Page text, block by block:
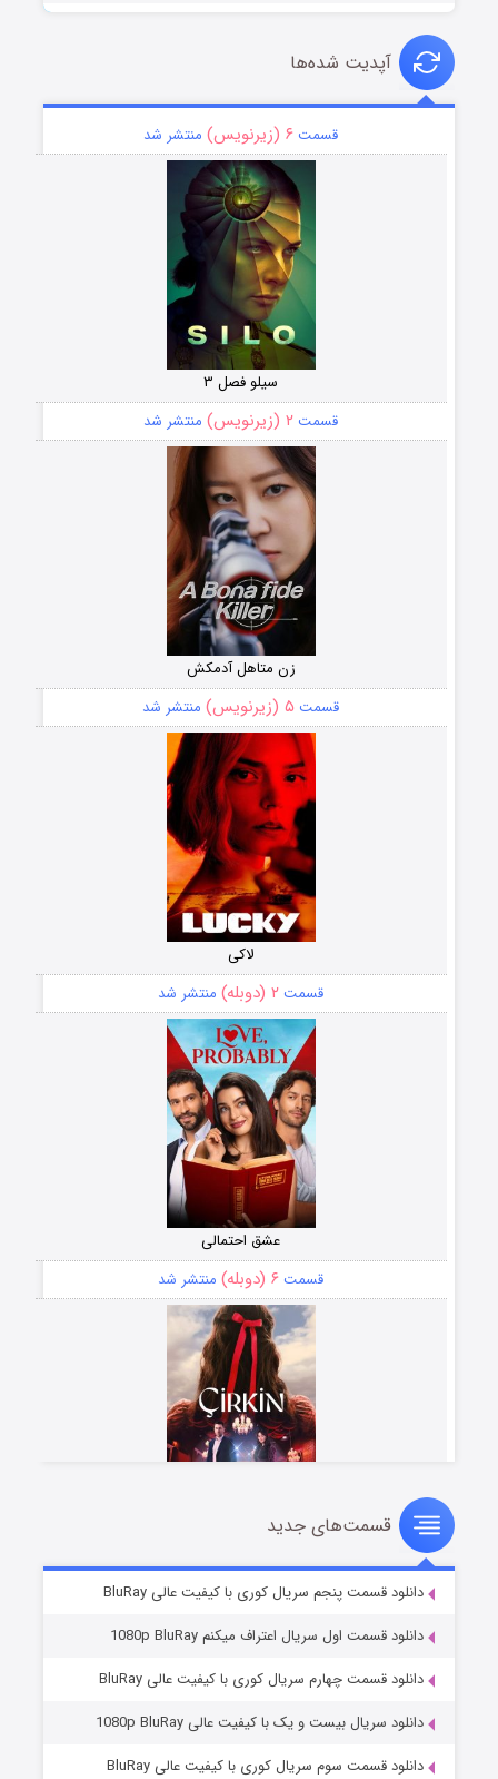
آپدیت شده‌ها
قسمت ۶ (زیرنویس) منتشر شد
سیلو فصل ۳
قسمت ۲ (زیرنویس) منتشر شد
زن متاهل آدمکش
قسمت ۵ (زیرنویس) منتشر شد
لاکی
قسمت ۲ (دوبله) منتشر شد
عشق احتمالی
قسمت ۶ (دوبله) منتشر شد
سریال زشت
قسمت۵ (زیرنویس) منتشر شد
قسمت‌های جدید
دانلود قسمت پنجم سریال کوری با کیفیت عالی BluRay
دانلود قسمت اول سریال اعتراف میکنم 1080p BluRay
دانلود قسمت چهارم سریال کوری با کیفیت عالی BluRay
دانلود سریال بیست و یک با کیفیت عالی 1080p BluRay
دانلود قسمت سوم سریال کوری با کیفیت عالی BluRay